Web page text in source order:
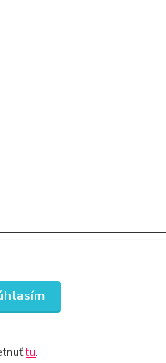
rychlo.sk
tu.